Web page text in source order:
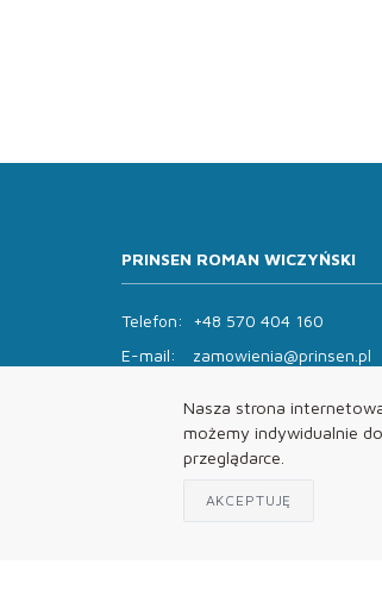
Nasza strona
możemy indywidualnie
przeglądarce.
AKCEPTUJĘ
PRINSEN ROMAN WICZYŃSKI
Telefon:
+48 570 404 160
E-mail:
zamowienia@prinsen.pl
Pon - Pt: 8:00 - 14:00 Sob: